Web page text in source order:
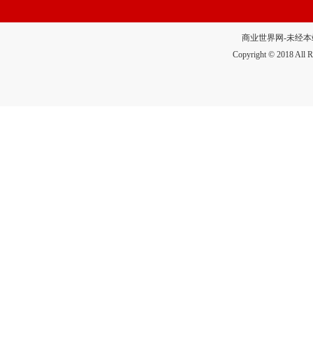
商业世界网-未经本
Copyright © 2018 All